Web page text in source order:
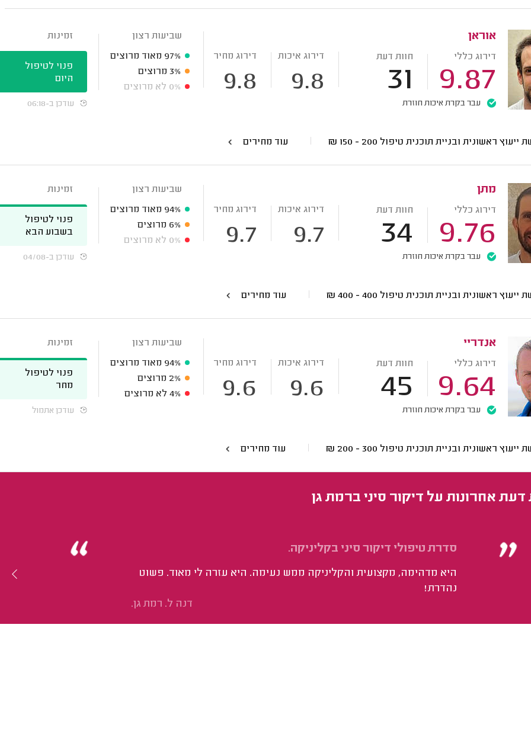
אוראן
דירוג כללי
9.87
חוות דעת
31
דירוג איכות
9.8
דירוג מחיר
9.8
עבר בקרת איכות חוזרת
שביעות רצון
97% מאוד מרוצים
3% מרוצים
0% לא מרוצים
זמינות
פנוי לטיפול
היום
עודכן ב-06:18
ייעוץ ראשונית ובניית תוכנית טיפול 200 - 150
₪ עוד מחירים
מתן
דירוג כללי
9.76
חוות דעת
34
דירוג איכות
9.7
דירוג מחיר
9.7
עבר בקרת איכות חוזרת
שביעות רצון
94% מאוד מרוצים
6% מרוצים
0% לא מרוצים
זמינות
פנוי לטיפול
בשבוע הבא
עודכן ב-04/08
ייעוץ ראשונית ובניית תוכנית טיפול 400 - 400
₪ עוד מחירים
אנדריי
דירוג כללי
9.64
חוות דעת
45
דירוג איכות
9.6
דירוג מחיר
9.6
עבר בקרת איכות חוזרת
שביעות רצון
94% מאוד מרוצים
2% מרוצים
4% לא מרוצים
זמינות
פנוי לטיפול
מחר
עודכן אתמול
ייעוץ ראשונית ובניית תוכנית טיפול 300 - 200
₪ עוד מחירים
דעת אחרונות על דיקור סיני ברמת גן
סדרת טיפולי דיקור סיני בקליניקה.
היא מדהימה, מקצועית והקליניקה ממש נעימה. היא עזרה לי מאוד. פשוט
נהדרת!
דנה ל. רמת גן.